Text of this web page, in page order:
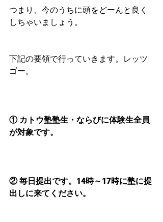
つまり、今のうちに頭をどーんと良く
しちゃいましょう。
下記の要領で行っていきます。レッツ
ゴー。
① カトウ塾塾生・ならびに体験生全員
が対象です。
② 毎日提出です。14時～17時に塾に提
出しに来てください。